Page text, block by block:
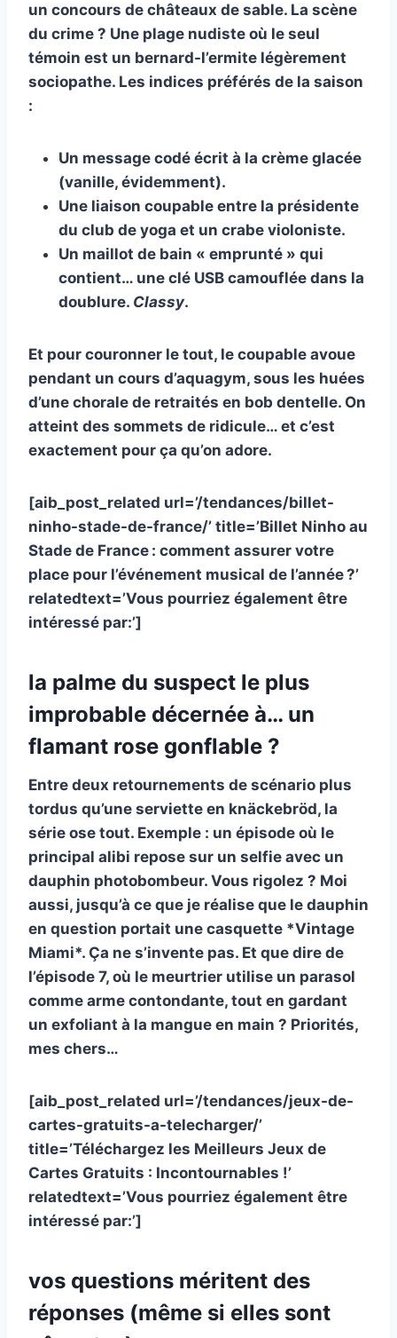
un concours de châteaux de sable. La scène
du crime ? Une plage nudiste où le seul
témoin est un bernard-l’ermite légèrement
sociopathe. Les indices préférés de la saison
:
Un message codé écrit à la crème glacée
(vanille, évidemment).
Une liaison coupable entre la présidente
du club de yoga et un crabe violoniste.
Un maillot de bain « emprunté » qui
contient… une clé USB camouflée dans la
doublure. Classy.
Et pour couronner le tout, le coupable avoue
pendant un cours d’aquagym, sous les huées
d’une chorale de retraités en bob dentelle. On
atteint des sommets de ridicule… et c’est
exactement pour ça qu’on adore.
[aib_post_related url=’/tendances/billet-
ninho-stade-de-france/’ title=’Billet Ninho au
Stade de France : comment assurer votre
place pour l’événement musical de l’année ?’
relatedtext=’Vous pourriez également être
intéressé par:’]
la palme du suspect le plus
improbable décernée à… un
flamant rose gonflable ?
Entre deux retournements de scénario plus
tordus qu’une serviette en knäckebröd, la
série ose tout. Exemple : un épisode où le
principal alibi repose sur un selfie avec un
dauphin photobombeur. Vous rigolez ? Moi
aussi, jusqu’à ce que je réalise que le dauphin
en question portait une casquette *Vintage
Miami*. Ça ne s’invente pas. Et que dire de
l’épisode 7, où le meurtrier utilise un parasol
comme arme contondante, tout en gardant
un exfoliant à la mangue en main ? Priorités,
mes chers…
[aib_post_related url=’/tendances/jeux-de-
cartes-gratuits-a-telecharger/’
title=’Téléchargez les Meilleurs Jeux de
Cartes Gratuits : Incontournables !’
relatedtext=’Vous pourriez également être
intéressé par:’]
vos questions méritent des
réponses (même si elles sont